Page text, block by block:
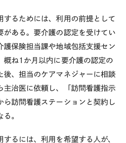
するためには、利用の前提として
がある。要介護の認定を受けてい
護保険担当課や地域包括支援セン
概ね1 か月以内に要介護の認定の
後、担当のケアマネジャーに相談
主治医に依頼し、「訪問看護指示
ら訪問看護ステーションと契約し
。
るには、利用を希望する人が、